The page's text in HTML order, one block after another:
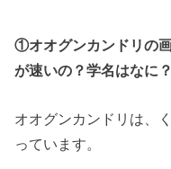
①オオグンカンドリの
が速いの？学名はなに
オオグンカンドリは、
っています。